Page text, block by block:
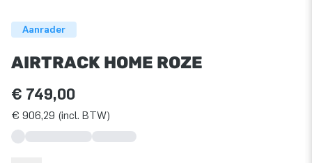
Aanrader
AIRTRACK HOME ROZE
€ 749,00
€ 906,29 (incl. BTW)